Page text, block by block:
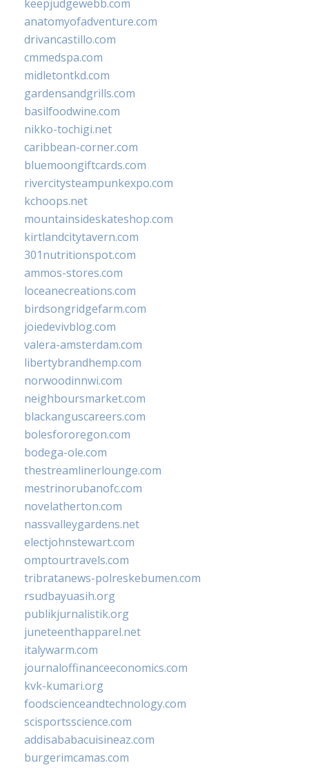
keepjudgewebb.com
anatomyofadventure.com
drivancastillo.com
cmmedspa.com
midletontkd.com
gardensandgrills.com
basilfoodwine.com
nikko-tochigi.net
caribbean-corner.com
bluemoongiftcards.com
rivercitysteampunkexpo.com
kchoops.net
mountainsideskateshop.com
kirtlandcitytavern.com
301nutritionspot.com
ammos-stores.com
loceanecreations.com
birdsongridgefarm.com
joiedevivblog.com
valera-amsterdam.com
libertybrandhemp.com
norwoodinnwi.com
neighboursmarket.com
blackanguscareers.com
bolesfororegon.com
bodega-ole.com
thestreamlinerlounge.com
mestrinorubanofc.com
novelatherton.com
nassvalleygardens.net
electjohnstewart.com
omptourtravels.com
tribratanews-polreskebumen.com
rsudbayuasih.org
publikjurnalistik.org
juneteenthapparel.net
italywarm.com
journaloffinanceeconomics.com
kvk-kumari.org
foodscienceandtechnology.com
scisportsscience.com
addisababacuisineaz.com
burgerimcamas.com